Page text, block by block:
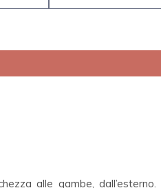
alle gambe, dall’esterno.